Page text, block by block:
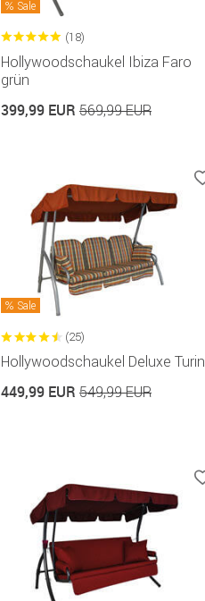
Sale
(18)
Hollywoodschaukel Ibiza Faro
grün
399,99 EUR 569,99 EUR
Sale
(25)
Hollywoodschaukel Deluxe Turin
449,99 EUR 549,99 EUR